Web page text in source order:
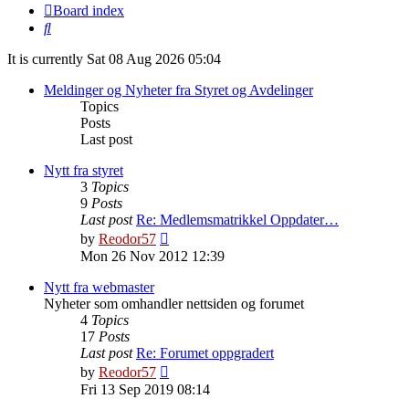
Board index
Search
It is currently Sat 08 Aug 2026 05:04
Meldinger og Nyheter fra Styret og Avdelinger
Topics
Posts
Last post
Nytt fra styret
3 Topics
9 Posts
Last post Re: Medlemsmatrikkel Oppdater…
by Reodor57
the
Mon 26 Nov 2012 12:39
Nytt fra webmaster
Nyheter som omhandler nettsiden og forumet
4 Topics
17 Posts
Last post Re: Forumet oppgradert
by Reodor57
the
Fri 13 Sep 2019 08:14